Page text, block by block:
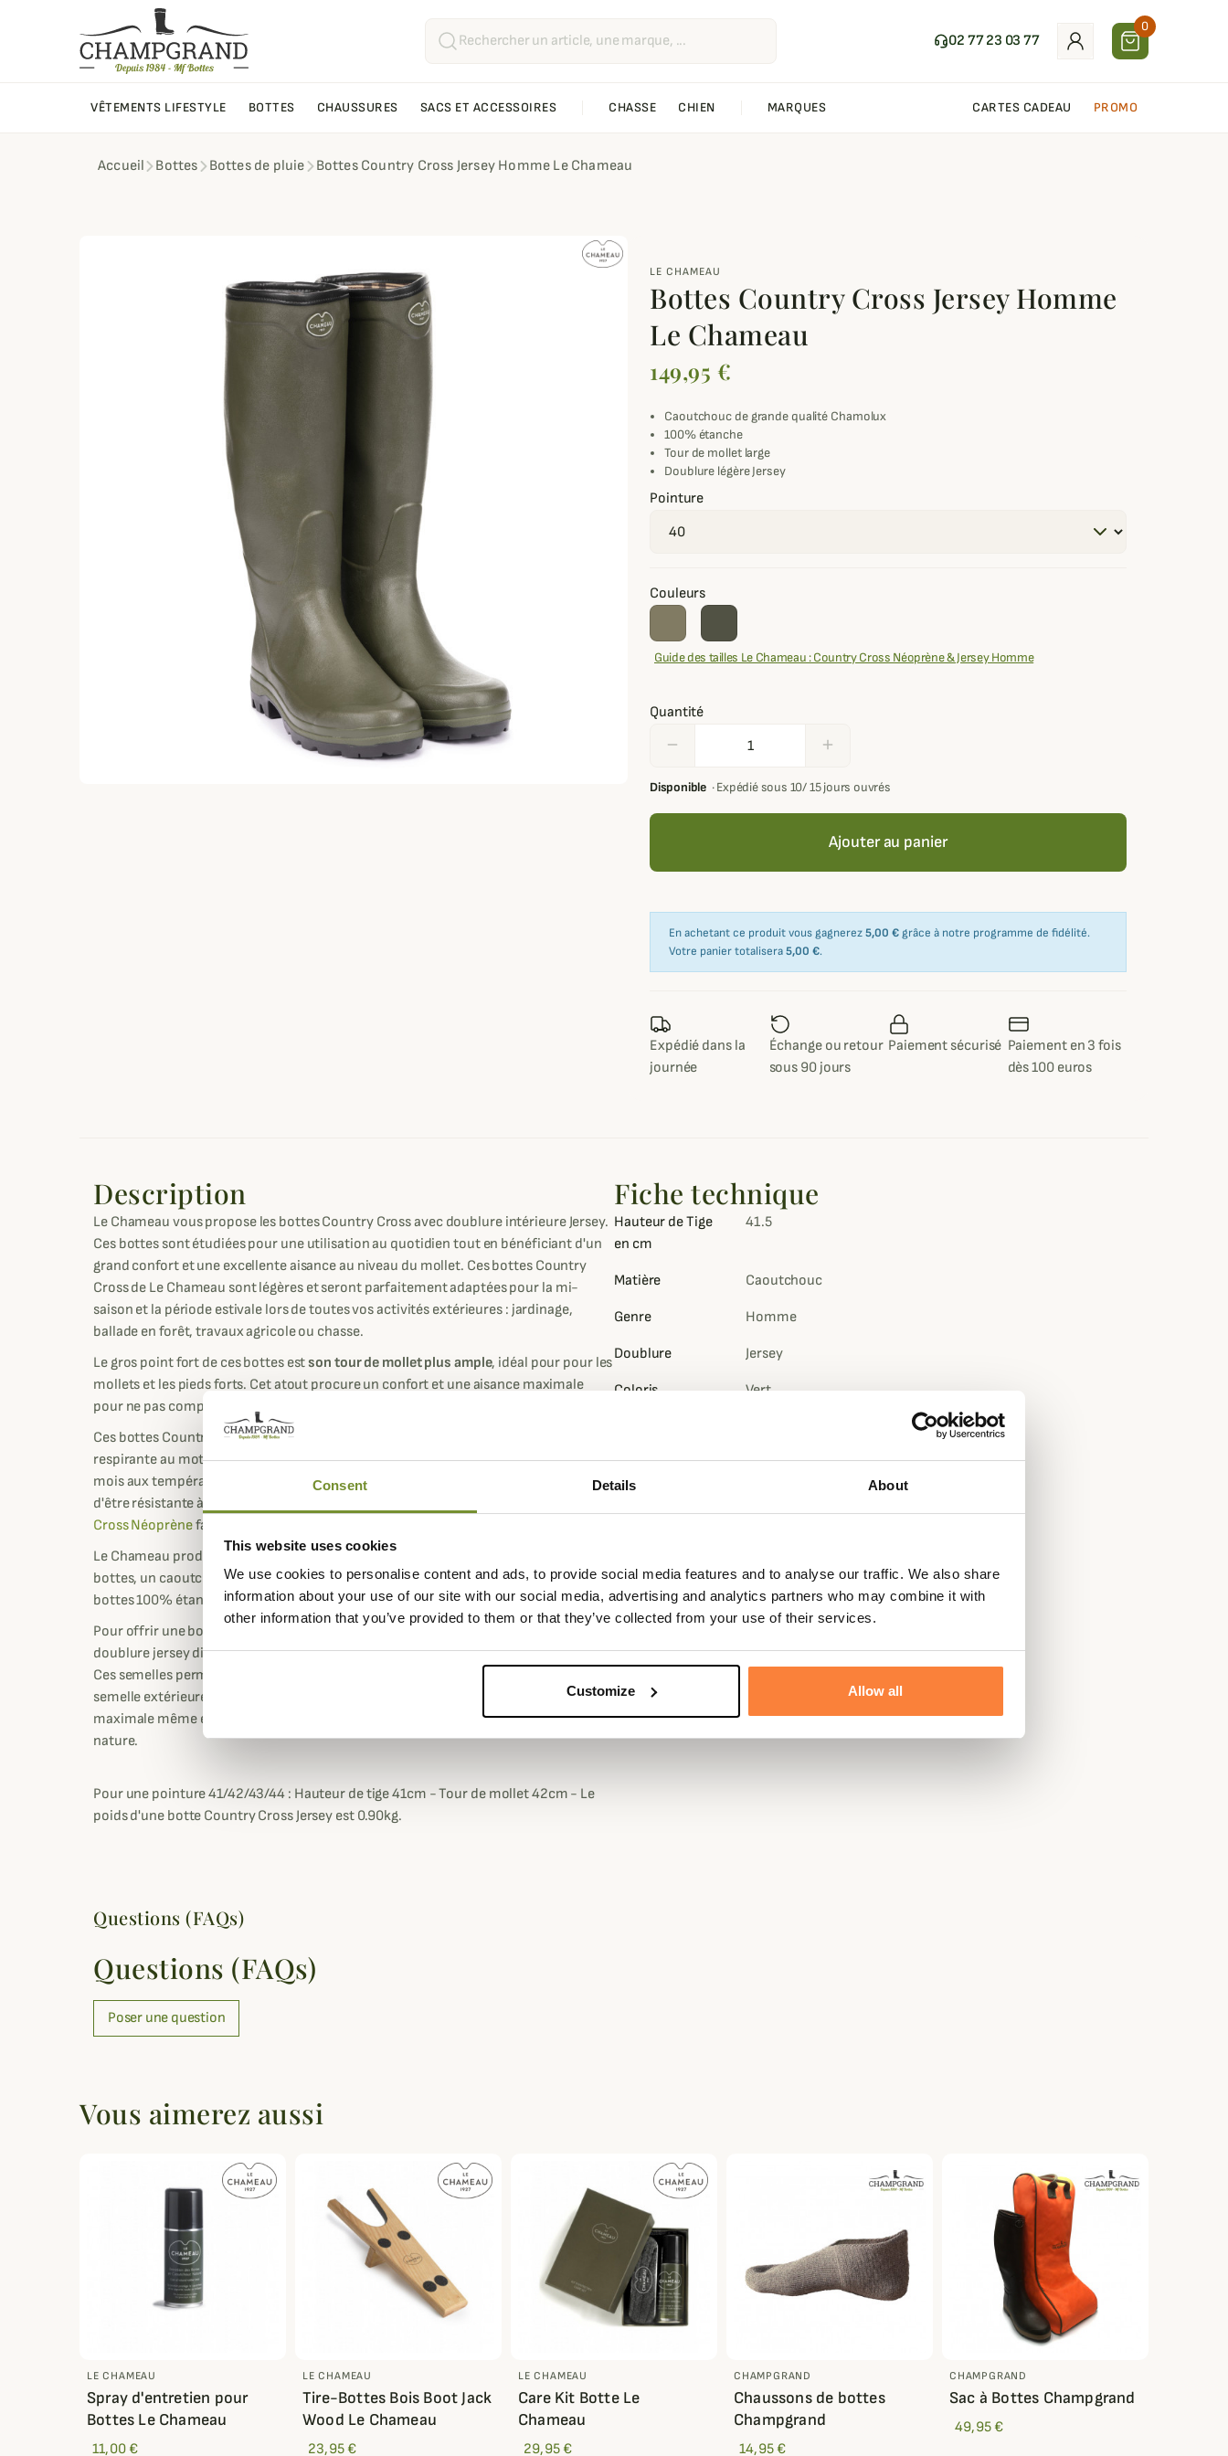
Consent Details About
This website uses cookies
We use cookies to personalise content and ads, to provide social media features and to analyse our traffic. We also share
information about your use of our site with our social media, advertising and analytics partners who may combine it with
other information that you’ve provided to them or that they’ve collected from your use of their services.
Customize Allow all
02 77 23 03 77
0
VÊTEMENTS LIFESTYLE BOTTES CHAUSSURES SACS ET ACCESSOIRES CHASSE CHIEN MARQUES CARTES CADEAU PROMO
Accueil Bottes Bottes de pluie Bottes Country Cross Jersey Homme Le Chameau
LE CHAMEAU
Bottes Country Cross Jersey Homme
Le Chameau
149,95 €
Caoutchouc de grande qualité Chamolux
100% étanche
Tour de mollet large
Doublure légère Jersey
Pointure
Couleurs
Guide des tailles Le Chameau : Country Cross Néoprène & Jersey Homme
Quantité
remove add
Disponible ·Expédié sous 10/ 15 jours ouvrés
Ajouter au panier
En achetant ce produit vous gagnerez5,00 € grâce à notre programme de fidélité.
Votre panier totalisera5,00 €.
Expédié dans la
journée
Échange ou retour
sous 90 jours
Paiement sécurisé Paiement en 3 fois
dès 100 euros
Description
Le Chameau vous propose les bottes Country Cross avec doublure intérieure Jersey.
Ces bottes sont étudiées pour une utilisation au quotidien tout en bénéficiant d'un
grand confort et une excellente aisance au niveau du mollet. Ces bottes Country
Cross de Le Chameau sont légères et seront parfaitement adaptées pour la mi-
saison et la période estivale lors de toutes vos activités extérieures : jardinage,
ballade en forêt, travaux agricole ou chasse.
Le gros point fort de ces bottes estson tour de mollet plus ample, idéal pour pour les
mollets et les pieds forts. Cet atout procure un confort et une aisance maximale
pour ne pas comprimer la jambe.
Ces bottes Country Cross disposent d'une élégante doublure Jersey légère et
respirante au motif écossais. L'utilisation de ces bottes est alors optimale pour les
mois aux températures douces à la campagne. Cette doublure Jersey à l'avantage
d'être résistante à l'usure mais aussi respirante. A la différence de
Cross Néoprènefaite pour l'hiver avec son isolation thermique.
Le Chameau produit son propre caoutchouc Chamolux pour la confection de ses
bottes, un caoutchouc naturel de qualité sélectionné par la marque pour assurer des
bottes 100% étanches.
Pour offrir une bonne adhérence, les bottes polyvalentes Country Cross à la
doublure jersey disposent de semelles bi-densité crantée conçues par Le Chameau.
Ces semelles permettent de diminuer la fatigue et l'échauffement des pieds. La
semelle extérieure, rigide et aux crampons fiables assurent une adhérence
maximale même en terrains accidentés et les milieux glissants et humides dans la
nature.
Pour une pointure 41/42/43/44 : Hauteur de tige 41cm - Tour de mollet 42cm - Le
poids d'une botte Country Cross Jersey est 0.90kg.
Fiche technique
Hauteur de Tige
en cm
41.5
Matière Caoutchouc
Genre Homme
Doublure Jersey
Coloris Vert
Questions (FAQs)
Questions (FAQs)
Poser une question
Vous aimerez aussi
LE CHAMEAU
Spray d'entretien pour
Bottes Le Chameau
11,00 €
LE CHAMEAU
Tire-Bottes Bois Boot Jack
Wood Le Chameau
23,95 €
LE CHAMEAU
Care Kit Botte Le
Chameau
29,95 €
CHAMPGRAND
Chaussons de bottes
Champgrand
14,95 €
CHAMPGRAND
Sac à Bottes Champgrand
49,95 €